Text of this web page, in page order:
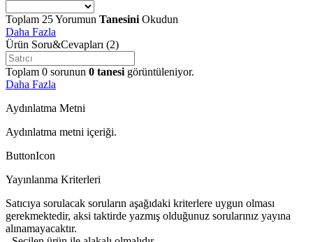
Toplam 25Yorumun Tanesini Okudun
Daha Fazla
Ürün Soru&Cevapları (2)
Toplam 0 sorunun 0 tanesi görüntüleniyor.
Daha Fazla
Aydınlatma Metni
Aydınlatma metni içeriği.
ButtonIcon
Yayınlanma Kriterleri
Satıcıya sorulacak soruların aşağıdaki kriterlere uygun olması
gerekmektedir, aksi taktirde yazmış olduğunuz sorularınız yayına
alınamayacaktır.